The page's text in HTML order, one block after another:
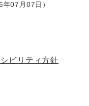
年07月07日
ビリティ方針